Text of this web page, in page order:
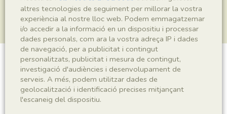
Actinopterygii indet.
altres tecnologies de seguiment per millorar la vostra
experiència al nostre lloc web. Podem emmagatzemar
i/o accedir a la informació en un dispositiu i processar
dades personals, com ara la vostra adreça IP i dades
de navegació, per a publicitat i contingut
personalitzats, publicitat i mesura de contingut,
investigació d'audiències i desenvolupament de
serveis. A més, podem utilitzar dades de
geolocalització i identificació precises mitjançant
l'escaneig del dispositiu.